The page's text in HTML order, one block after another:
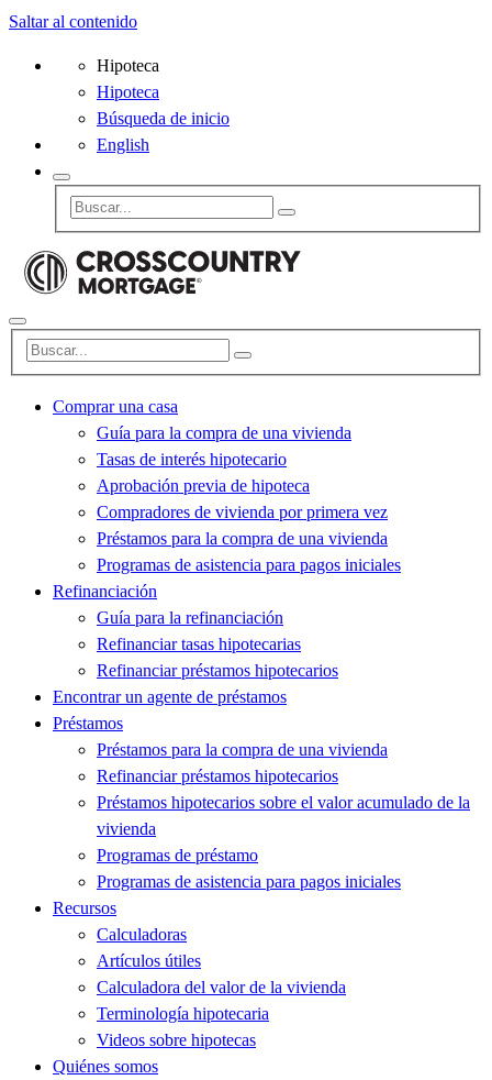
Saltar al contenido
Hipoteca
Hipoteca
Búsqueda de inicio
English
Comprar una casa
Guía para la compra de una vivienda
Tasas de interés hipotecario
Aprobación previa de hipoteca
Compradores de vivienda por primera vez
Préstamos para la compra de una vivienda
Programas de asistencia para pagos iniciales
Refinanciación
Guía para la refinanciación
Refinanciar tasas hipotecarias
Refinanciar préstamos hipotecarios
Encontrar un agente de préstamos
Préstamos
Préstamos para la compra de una vivienda
Refinanciar préstamos hipotecarios
Préstamos hipotecarios sobre el valor acumulado de la
vivienda
Programas de préstamo
Programas de asistencia para pagos iniciales
Recursos
Calculadoras
Artículos útiles
Calculadora del valor de la vivienda
Terminología hipotecaria
Videos sobre hipotecas
Quiénes somos